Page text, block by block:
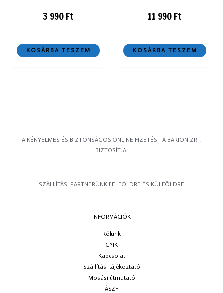
3 990Ft
KOSÁRBA TESZEM
11 990Ft
KOSÁRBA TESZEM
A KÉNYELMES ÉS BIZTONSÁGOS ONLINE FIZETÉST A BARION ZRT.
BIZTOSÍTJA.
SZÁLLÍTÁSI PARTNERÜNK BELFÖLDRE ÉS KÜLFÖLDRE
INFORMÁCIÓK
Rólunk
GYIK
Kapcsolat
Szállítási tájékoztató
Mosási útmutató
ÁSZF